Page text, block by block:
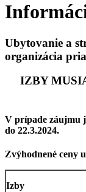
Ubytovanie a
organizácia
IZBY
V prípade záujmu
do 22.3.2024.
Zvýhodnené ceny
Izby